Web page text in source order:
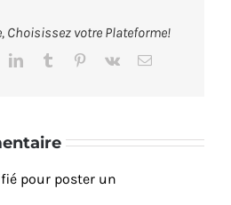
Choisissez votre Plateforme!
LinkedInTumblr Pinterest
Vk Email
pour poster un